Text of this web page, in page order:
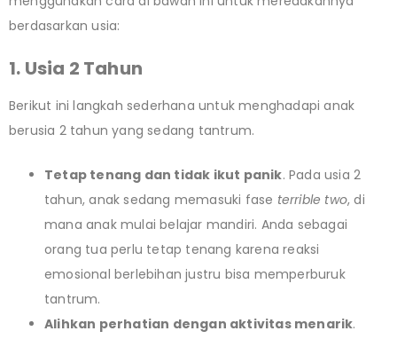
berdasarkan usia:
1. Usia 2 Tahun
Berikut ini langkah sederhana untuk menghadapi anak
berusia 2 tahun yang sedang tantrum.
Tetap tenang dan tidak ikut panik. Pada usia 2
tahun, anak sedang memasuki fase terrible two, di
mana anak mulai belajar mandiri. Anda sebagai
orang tua perlu tetap tenang karena reaksi
emosional berlebihan justru bisa memperburuk
tantrum.
Alihkan perhatian dengan aktivitas menarik.